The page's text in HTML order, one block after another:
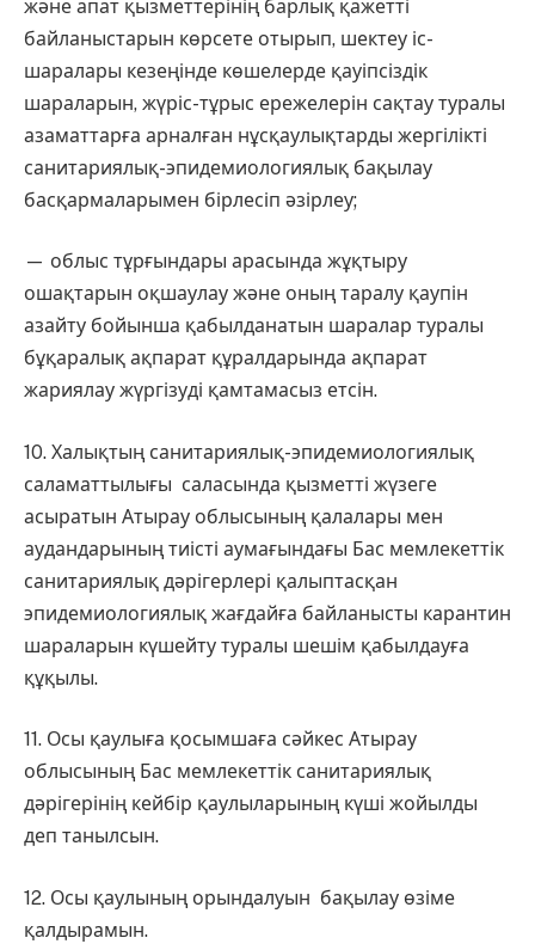
және апат қызметтерінің барлық қажетті
байланыстарын көрсете отырып, шектеу іс-
шаралары кезеңінде көшелерде қауіпсіздік
шараларын, жүріс-тұрыс ережелерін сақтау туралы
азаматтарға арналған нұсқаулықтарды жергілікті
санитариялық-эпидемиологиялық бақылау
басқармаларымен бірлесіп әзірлеу;
— облыс тұрғындары арасында жұқтыру
ошақтарын оқшаулау және оның таралу қаупін
азайту бойынша қабылданатын шаралар туралы
бұқаралық ақпарат құралдарында ақпарат
жариялау жүргізуді қамтамасыз етсін.
10. Халықтың санитариялық-эпидемиологиялық
саламаттылығы саласында қызметті жүзеге
асыратын Атырау облысының қалалары мен
аудандарының тиісті аумағындағы Бас мемлекеттік
санитариялық дәрігерлері қалыптасқан
эпидемиологиялық жағдайға байланысты карантин
шараларын күшейту туралы шешім қабылдауға
құқылы.
11. Осы қаулыға қосымшаға сәйкес Атырау
облысының Бас мемлекеттік санитариялық
дәрігерінің кейбір қаулыларының күші жойылды
деп танылсын.
12. Осы қаулының орындалуын бақылау өзіме
қалдырамын.